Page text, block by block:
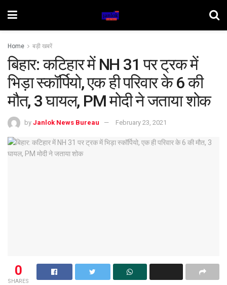
Home बड़ी खबरें
बिहार: कटिहार में NH 31 पर ट्रक में
भिड़ा स्कॉर्पियो, एक ही परिवार के 6 की
मौत, 3 घायल, PM मोदी ने जताया शोक
by Janlok News Bureau February 23, 2021
0
SHARES